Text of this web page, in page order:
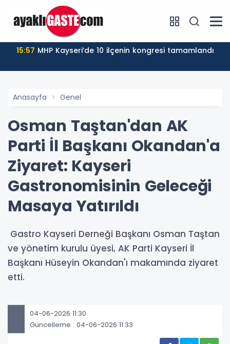
15:57 MHP Kayseri’de 10 ilçenin kongresi tamamlandı
Anasayfa Genel
Osman Taştan'dan AK
Parti İl Başkanı Okandan'a
Ziyaret: Kayseri
Gastronomisinin Geleceği
Masaya Yatırıldı
Gastro Kayseri Derneği Başkanı Osman Taştan
ve yönetim kurulu üyesi, AK Parti Kayseri İl
Başkanı Hüseyin Okandan'ı makamında ziyaret
etti.
04-06-2026 11:30
Güncelleme : 04-06-2026 11:33